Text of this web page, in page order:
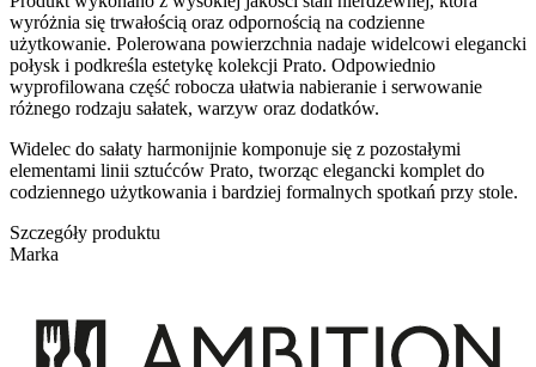
wyróżnia się trwałością oraz odpornością na codzienne
użytkowanie. Polerowana powierzchnia nadaje widelcowi elegancki
połysk i podkreśla estetykę kolekcji Prato. Odpowiednio
wyprofilowana część robocza ułatwia nabieranie i serwowanie
różnego rodzaju sałatek, warzyw oraz dodatków.
Widelec do sałaty harmonijnie komponuje się z pozostałymi
elementami linii sztućców Prato, tworząc elegancki komplet do
codziennego użytkowania i bardziej formalnych spotkań przy stole.
Szczegóły produktu
Marka